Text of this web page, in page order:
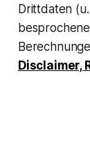
Drittdaten
Disclaimer,